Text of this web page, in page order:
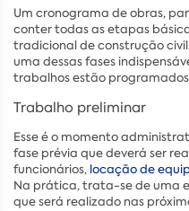
Um cronograma de obras,
conter todas as etapas
tradicional de construção
uma dessas fases
trabalhos estão
Trabalho preliminar
Esse é o momento
fase prévia que deverá ser
funcionários, locação de
Na prática, trata-se de uma
que será realizado nas